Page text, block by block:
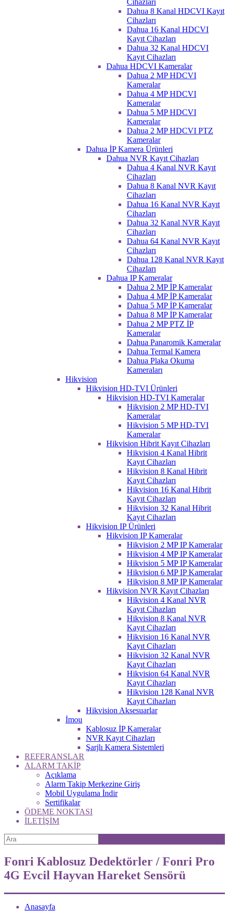
Cihazları
Dahua 8 Kanal HDCVI Kayıt
Cihazları
Dahua 16 Kanal HDCVI
Kayıt Cihazları
Dahua 32 Kanal HDCVI
Kayıt Cihazları
Dahua HDCVI Kameralar
Dahua 2 MP HDCVI
Kameralar
Dahua 4 MP HDCVI
Kameralar
Dahua 5 MP HDCVI
Kameralar
Dahua 2 MP HDCVI PTZ
Kameralar
Dahua İP Kamera Ürünleri
Dahua NVR Kayıt Cihazları
Dahua 4 Kanal NVR Kayıt
Cihazları
Dahua 8 Kanal NVR Kayıt
Cihazları
Dahua 16 Kanal NVR Kayıt
Cihazları
Dahua 32 Kanal NVR Kayıt
Cihazları
Dahua 64 Kanal NVR Kayıt
Cihazları
Dahua 128 Kanal NVR Kayıt
Cihazları
Dahua IP Kameralar
Dahua 2 MP İP Kameralar
Dahua 4 MP İP Kameralar
Dahua 5 MP İP Kameralar
Dahua 8 MP İP Kameralar
Dahua 2 MP PTZ İP
Kameralar
Dahua Panaromik Kameralar
Dahua Termal Kamera
Dahua Plaka Okuma
Kameraları
Hikvision
Hikvision HD-TVI Ürünleri
Hikvision HD-TVI Kameralar
Hikvision 2 MP HD-TVI
Kameralar
Hikvision 5 MP HD-TVI
Kameralar
Hikvision Hibrit Kayıt Cihazları
Hikvision 4 Kanal Hibrit
Kayıt Cihazları
Hikvision 8 Kanal Hibrit
Kayıt Cihazları
Hikvision 16 Kanal Hibrit
Kayıt Cihazları
Hikvision 32 Kanal Hibrit
Kayıt Cihazları
Hikvision IP Ürünleri
Hikvision IP Kameralar
Hikvision 2 MP IP Kameralar
Hikvision 4 MP IP Kameralar
Hikvision 5 MP IP Kameralar
Hikvision 6 MP IP Kameralar
Hikvision 8 MP IP Kameralar
Hikvision NVR Kayıt Cihazları
Hikvision 4 Kanal NVR
Kayıt Cihazları
Hikvision 8 Kanal NVR
Kayıt Cihazları
Hikvision 16 Kanal NVR
Kayıt Cihazları
Hikvision 32 Kanal NVR
Kayıt Cihazları
Hikvision 64 Kanal NVR
Kayıt Cihazları
Hikvision 128 Kanal NVR
Kayıt Cihazları
Hikvision Aksesuarlar
İmou
Kablosuz İP Kameralar
NVR Kayıt Cihazları
Şarjlı Kamera Sistemleri
REFERANSLAR
ALARM TAKİP
Açıklama
Alarm Takip Merkezine Giriş
Mobil Uygulama İndir
Sertifikalar
ÖDEME NOKTASI
İLETİŞİM
Fonri Kablosuz Dedektörler / Fonri Pro
4G Evcil Hayvan Hareket Sensörü
Anasayfa